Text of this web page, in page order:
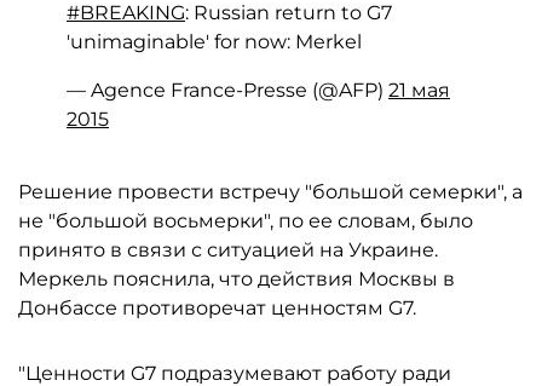
#BREAKING: Russian return to G7
'unimaginable' for now: Merkel
— Agence France-Presse (@AFP) 21 мая
2015
Решение провести встречу "большой семерки", а
не "большой восьмерки", по ее словам, было
принято в связи с ситуацией на Украине.
Меркель пояснила, что действия Москвы в
Донбассе противоречат ценностям G7.
"Ценности G7 подразумевают работу ради